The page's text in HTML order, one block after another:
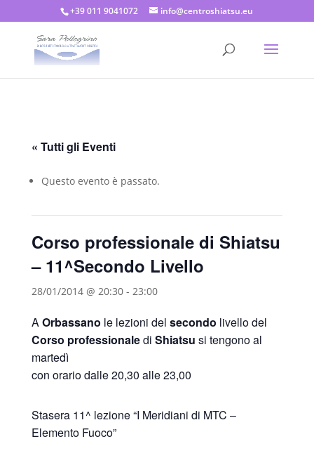
+39 011 9041072 info@centroshiatsu.eu
« Tutti gli Eventi
Questo evento è passato.
Corso professionale di Shiatsu
– 11^Secondo Livello
28/01/2014 @ 20:30- 23:00
AOrbassano le lezioni del secondo livello del
Corso professionaledi Shiatsu si tengono al
martedì
con orario dalle 20,30 alle 23,00
Stasera 11^ lezione “I Meridiani di MTC –
Elemento Fuoco”